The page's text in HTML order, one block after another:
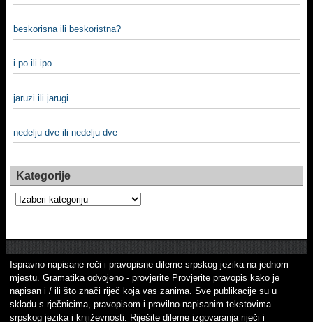
beskorisna ili beskoristna?
i po ili ipo
jaruzi ili jarugi
nedelju-dve ili nedelju dve
Kategorije
Kategorije
Ispravno napisane reči i pravopisne dileme srpskog jezika na jednom
mjestu. Gramatika odvojeno - provjerite Provjerite pravopis kako je
napisan i / ili što znači riječ koja vas zanima. Sve publikacije su u
skladu s rječnicima, pravopisom i pravilno napisanim tekstovima
srpskog jezika i književnosti. Riješite dileme izgovaranja riječi i